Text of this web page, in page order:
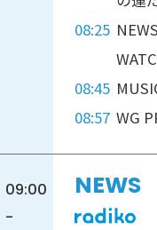
08:25
08:45
08:57 WG
09:00
-
NEWS